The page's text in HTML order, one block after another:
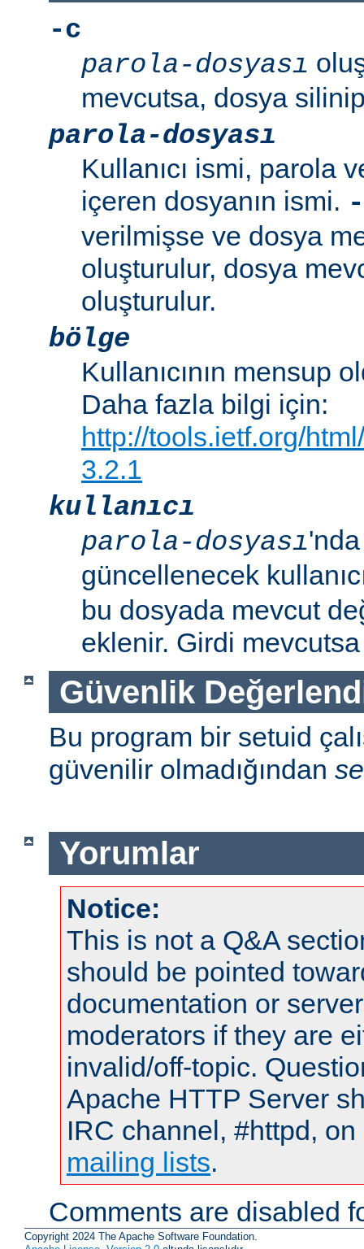
-c
parola-dosyası
mevcutsa, dosya
parola-dosyası
Kullanıcı ismi, parola
içeren dosyanın ismi.
verilmişse ve dosya
oluşturulur, dosya
oluşturulur.
bölge
Kullanıcının mensup
Daha fazla bilgi için:
http://tools.ietf.org/
3.2.1
kullanıcı
parola-dosyası
güncellenecek
bu dosyada mevcut
eklenir. Girdi
Güvenlik
Bu program bir setuid
güvenilir olmadığından
Yorumlar
Notice:
This is not a Q&A
should be pointed
documentation or
moderators if they are
invalid/off-topic.
Apache HTTP Server
IRC channel, #httpd,
mailing lists.
Comments are disabled
Copyright 2024 The Apache Software Foundation.